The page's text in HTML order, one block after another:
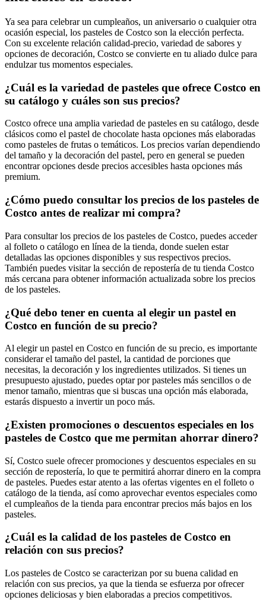
Ya sea para celebrar un cumpleaños, un aniversario o cualquier otra
ocasión especial, los pasteles de Costco son la elección perfecta.
Con su excelente relación calidad-precio, variedad de sabores y
opciones de decoración, Costco se convierte en tu aliado dulce para
endulzar tus momentos especiales.
¿Cuál es la variedad de pasteles que ofrece Costco en
su catálogo y cuáles son sus precios?
Costco ofrece una amplia variedad de pasteles en su catálogo, desde
clásicos como el pastel de chocolate hasta opciones más elaboradas
como pasteles de frutas o temáticos. Los precios varían dependiendo
del tamaño y la decoración del pastel, pero en general se pueden
encontrar opciones desde precios accesibles hasta opciones más
premium.
¿Cómo puedo consultar los precios de los pasteles de
Costco antes de realizar mi compra?
Para consultar los precios de los pasteles de Costco, puedes acceder
al folleto o catálogo en línea de la tienda, donde suelen estar
detalladas las opciones disponibles y sus respectivos precios.
También puedes visitar la sección de repostería de tu tienda Costco
más cercana para obtener información actualizada sobre los precios
de los pasteles.
¿Qué debo tener en cuenta al elegir un pastel en
Costco en función de su precio?
Al elegir un pastel en Costco en función de su precio, es importante
considerar el tamaño del pastel, la cantidad de porciones que
necesitas, la decoración y los ingredientes utilizados. Si tienes un
presupuesto ajustado, puedes optar por pasteles más sencillos o de
menor tamaño, mientras que si buscas una opción más elaborada,
estarás dispuesto a invertir un poco más.
¿Existen promociones o descuentos especiales en los
pasteles de Costco que me permitan ahorrar dinero?
Sí, Costco suele ofrecer promociones y descuentos especiales en su
sección de repostería, lo que te permitirá ahorrar dinero en la compra
de pasteles. Puedes estar atento a las ofertas vigentes en el folleto o
catálogo de la tienda, así como aprovechar eventos especiales como
el cumpleaños de la tienda para encontrar precios más bajos en los
pasteles.
¿Cuál es la calidad de los pasteles de Costco en
relación con sus precios?
Los pasteles de Costco se caracterizan por su buena calidad en
relación con sus precios, ya que la tienda se esfuerza por ofrecer
opciones deliciosas y bien elaboradas a precios competitivos.